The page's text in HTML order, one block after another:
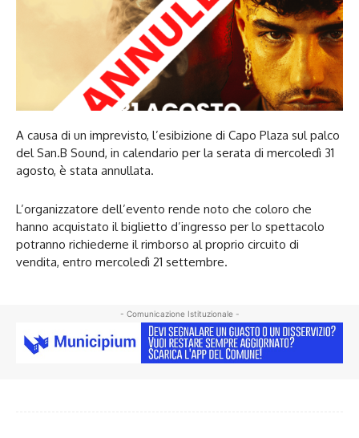
A causa di un imprevisto, l’esibizione di Capo Plaza sul palco
del San.B Sound, in calendario per la serata di mercoledì 31
agosto, è stata annullata.
L’organizzatore dell’evento rende noto che coloro che
hanno acquistato il biglietto d’ingresso per lo spettacolo
potranno richiederne il rimborso al proprio circuito di
vendita, entro mercoledì 21 settembre.
- Comunicazione Istituzionale -